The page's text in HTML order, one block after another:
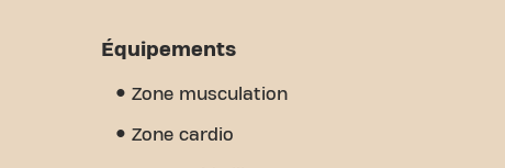
Équipements
Zone musculation
Zone cardio